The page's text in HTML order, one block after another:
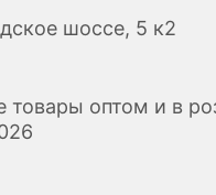
шоссе, 5 к2
товары оптом и в